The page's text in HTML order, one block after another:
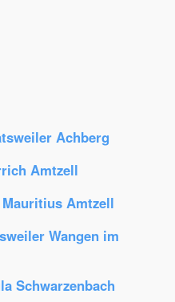
Achberg
Amtzell
Amtzell
Wangen im
Schwarzenbach